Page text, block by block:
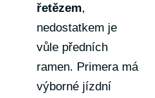
řetězem,
nedostatkem je
vůle předních
ramen. Primera má
výborné jízdní